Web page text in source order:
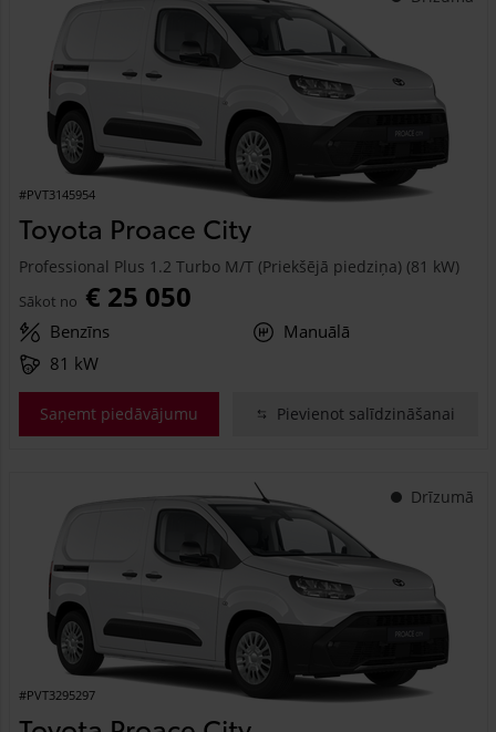
#PVT3145954
Toyota Proace City
Professional Plus 1.2 Turbo M/T (Priekšējā piedziņa) (81 kW)
Sākot no € 25 050
Benzīns
Manuālā
81 kW
Saņemt piedāvājumu Pievienot salīdzināšanai
Drīzumā
#PVT3295297